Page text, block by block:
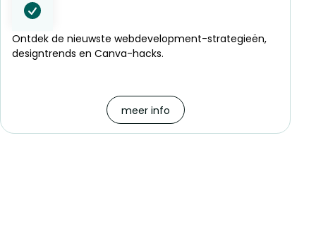
Ontdek de nieuwste webdevelopment-strategieën,
designtrends en Canva-hacks.
meer info